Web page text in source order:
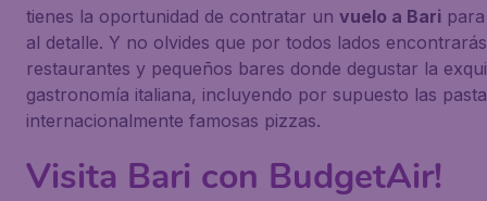
tienes la oportunidad de contratar un vuelo a Bari
al detalle. Y no olvides que por todos lados encontrarás
restaurantes y pequeños bares donde degustar la
gastronomía italiana, incluyendo por supuesto las
internacionalmente famosas pizzas.
Visita Bari con BudgetAir!